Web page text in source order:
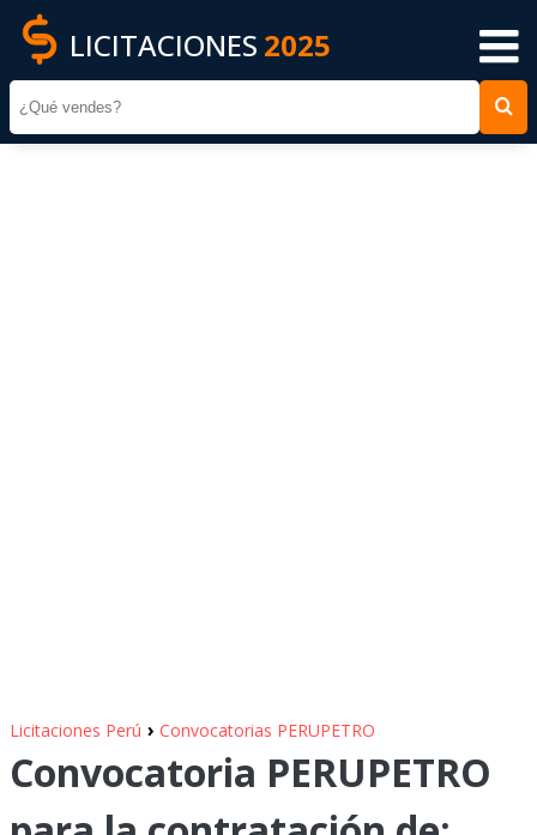
LICITACIONES 2025
Licitaciones Perú › Convocatorias PERUPETRO
Convocatoria PERUPETRO